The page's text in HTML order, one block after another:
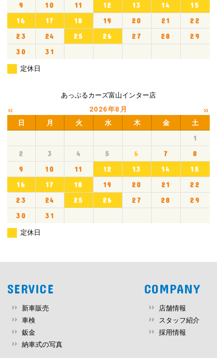
9
10 11 12 13 14
15
16
17 18 19 20 21
22
23
24 25 26 27 28
29
30
31
定休日
あっぷるカーズ富山インター店
« 2026年8月 »
日 月 火 水 木 金 土
1
2
3 4 5 6 7
8
9
10 11 12 13 14
15
16
17 18 19 20 21
22
23
24 25 26 27 28
29
30
31
定休日
SERVICE
新車販売
車検
鈑金
納車式の写真
COMPANY
店舗情報
スタッフ紹介
採用情報